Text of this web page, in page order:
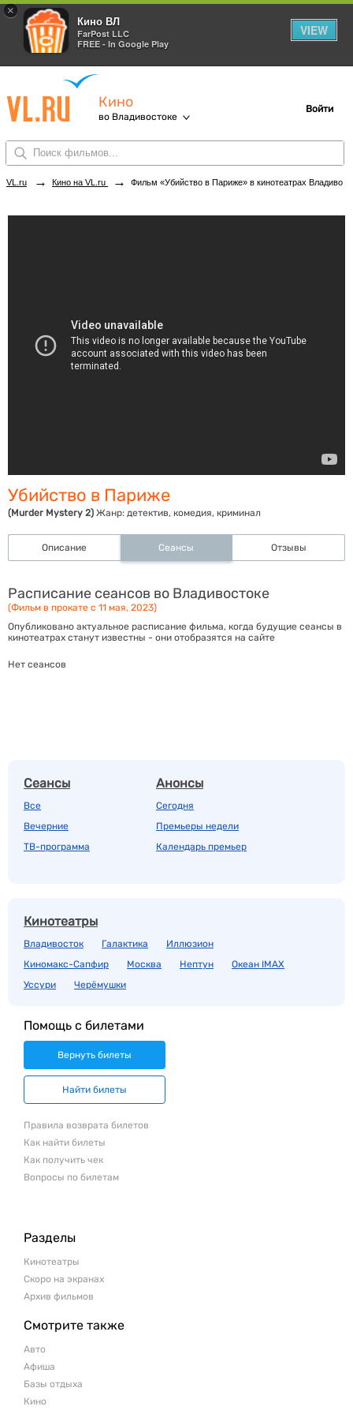
×
Кино ВЛ
FarPost LLC
FREE - In Google Play
VIEW
Кино
во Владивостоке
Войти
VL.ru → Кино на VL.ru → Фильм «Убийство в Париже» в кинотеатрах Владивостока. Купить билеты!
Убийство в Париже
(Murder Mystery 2) Жанр: детектив, комедия, криминал
Описание Сеансы Отзывы
Расписание сеансов во Владивостоке
(Фильм в прокате с 11 мая, 2023)
Опубликовано актуальное расписание фильма, когда будущие сеансы в
кинотеатрах станут известны - они отобразятся на сайте
Нет сеансов
Сеансы
Все
Вечерние
ТВ-программа
Анонсы
Сегодня
Премьеры недели
Календарь премьер
Кинотеатры
Владивосток Галактика
Иллюзион
Киномакс-Сапфир
Москва Нептун
Океан IMAX
Уссури
Черёмушки
Помощь с билетами
Вернуть билеты
Найти билеты
Правила возврата билетов
Как найти билеты
Как получить чек
Вопросы по билетам
Разделы
Кинотеатры
Скоро на экранах
Архив фильмов
Смотрите также
Авто
Афиша
Базы отдыха
Кино